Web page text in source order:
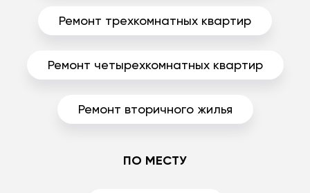
Ремонт трехкомнатных квартир
Ремонт четырехкомнатных квартир
Ремонт вторичного жилья
ПО МЕСТУ